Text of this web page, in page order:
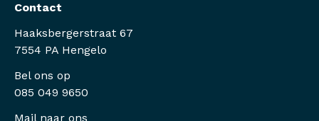
Contact
Haaksbergerstraat 67
7554 PA Hengelo
Bel ons op
085 049 9650
Mail naar ons